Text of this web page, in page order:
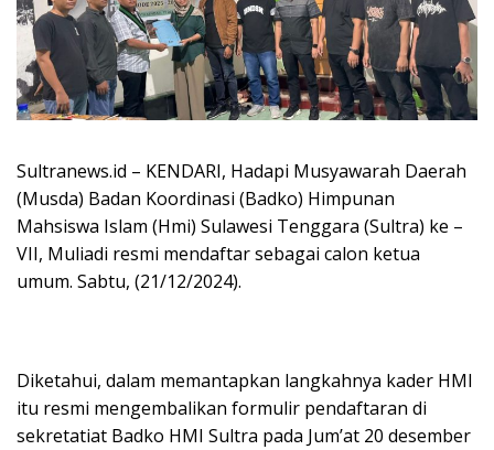
Sultranews.id – KENDARI, Hadapi Musyawarah Daerah
(Musda) Badan Koordinasi (Badko) Himpunan
Mahsiswa Islam (Hmi) Sulawesi Tenggara (Sultra) ke –
VII, Muliadi resmi mendaftar sebagai calon ketua
umum. Sabtu, (21/12/2024).
Diketahui, dalam memantapkan langkahnya kader HMI
itu resmi mengembalikan formulir pendaftaran di
sekretatiat Badko HMI Sultra pada Jum’at 20 desember